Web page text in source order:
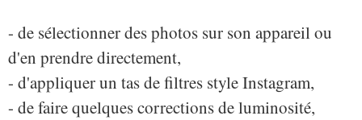
- de sélectionner des photos sur son appareil ou
d'en prendre directement,
- d'appliquer un tas de filtres style Instagram,
- de faire quelques corrections de luminosité,